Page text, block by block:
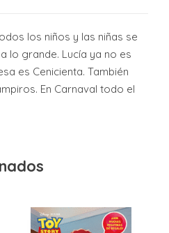
los niños y las niñas se
lo grande. Lucía ya no es
es Cenicienta. También
En Carnaval todo el